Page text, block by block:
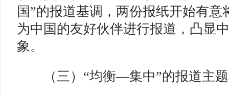
国”的报道基调，两份报纸开始有意
为中国的友好伙伴进行报道，凸显
象。
（三）“均衡—集中”的报道主